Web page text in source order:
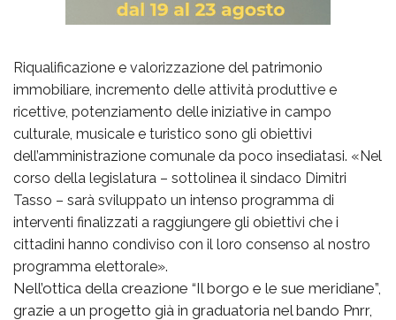
Riqualificazione e valorizzazione del patrimonio
immobiliare, incremento delle attività produttive e
ricettive, potenziamento delle iniziative in campo
culturale, musicale e turistico sono gli obiettivi
dell’amministrazione comunale da poco insediatasi. «Nel
corso della legislatura – sottolinea il sindaco Dimitri
Tasso – sarà sviluppato un intenso programma di
interventi finalizzati a raggiungere gli obiettivi che i
cittadini hanno condiviso con il loro consenso al nostro
programma elettorale».
Nell’ottica della creazione “Il borgo e le sue meridiane”,
grazie a un progetto già in graduatoria nel bando Pnrr,